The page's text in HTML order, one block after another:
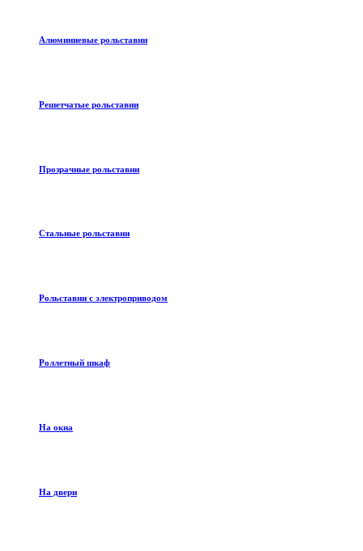
Алюминиевые рольставни
Решетчатые рольставни
Прозрачные рольставни
Стальные рольставни
Рольставни с электроприводом
Роллетный шкаф
На окна
На двери